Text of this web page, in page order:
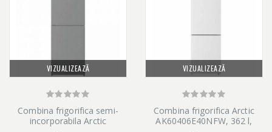
VIZUALIZEAZĂ
Combina frigorifica semi-
incorporabila Arctic
VIZUALIZEAZĂ
Combina frigorifica Arctic
AK60406E40NFW, 362 l,